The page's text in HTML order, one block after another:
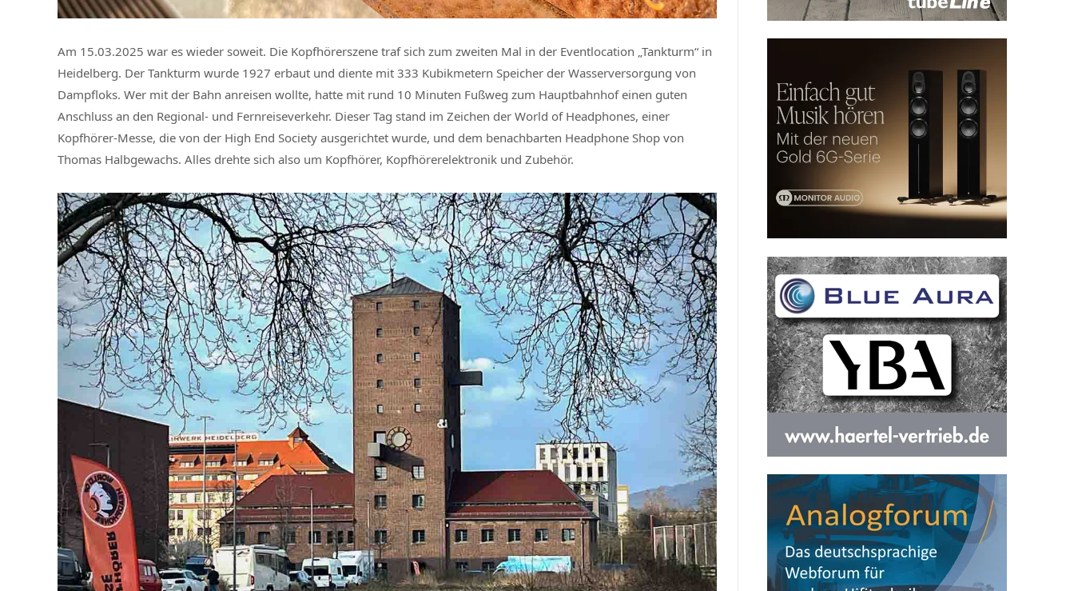
Am 15.03.2025 war es wieder soweit. Die Kopfhörerszene traf sich zum zweiten Mal in der Eventlocation „Tankturm“ in
Heidelberg. Der Tankturm wurde 1927 erbaut und diente mit 333 Kubikmetern Speicher der Wasserversorgung von
Dampfloks. Wer mit der Bahn anreisen wollte, hatte mit rund 10 Minuten Fußweg zum Hauptbahnhof einen guten
Anschluss an den Regional- und Fernreiseverkehr. Dieser Tag stand im Zeichen der World of Headphones, einer
Kopfhörer-Messe, die von der High End Society ausgerichtet wurde, und dem benachbarten Headphone Shop von
Thomas Halbgewachs. Alles drehte sich also um Kopfhörer, Kopfhörerelektronik und Zubehör.